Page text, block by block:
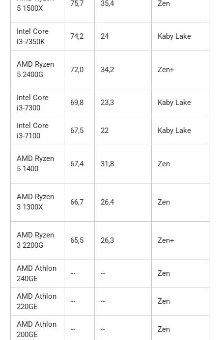
5 1500X
75,7 35,4 Zen
Intel Core
i3-7350K
74,2 24 Kaby Lake
AMD Ryzen
5 2400G
72,0 34,2 Zen+
Intel Core
i3-7300
69,8 23,3 Kaby Lake
Intel Core
i3-7100
67,5 22 Kaby Lake
AMD Ryzen
5 1400
67,4 31,8 Zen
AMD Ryzen
3 1300X
66,7 26,4 Zen
AMD Ryzen
3 2200G
65,5 26,3 Zen+
AMD Athlon
240GE
~ ~ Zen
AMD Athlon
220GE
~ ~ Zen
AMD Athlon
200GE
~ ~ Zen